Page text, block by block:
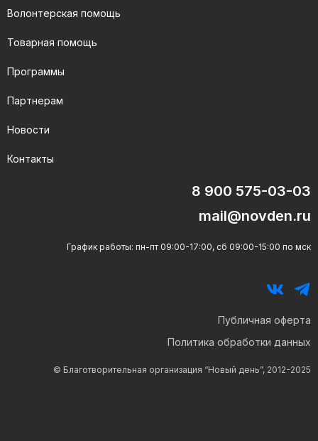
Волонтерская помощь
Товарная помощь
Программы
Партнерам
Новости
Контакты
8 900 575-03-03
mail@novden.ru
График работы: пн-пт 09:00-17:00, сб 09:00-15:00 по мск
Публичная оферта
Политика обработки данных
© Благотворительная организация “Новый день”, 2012-2025